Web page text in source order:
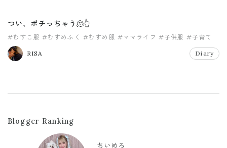
つい、ポチっちゃう🫠👆
#むすこ服 #むすめふく #むすめ服 #ママライフ #子供服 #子育て
RISA Diary
Blogger Ranking
ちいめろ